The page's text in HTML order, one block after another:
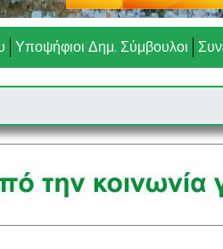
Υποψήφιοι Δημ. Σύμβουλοι